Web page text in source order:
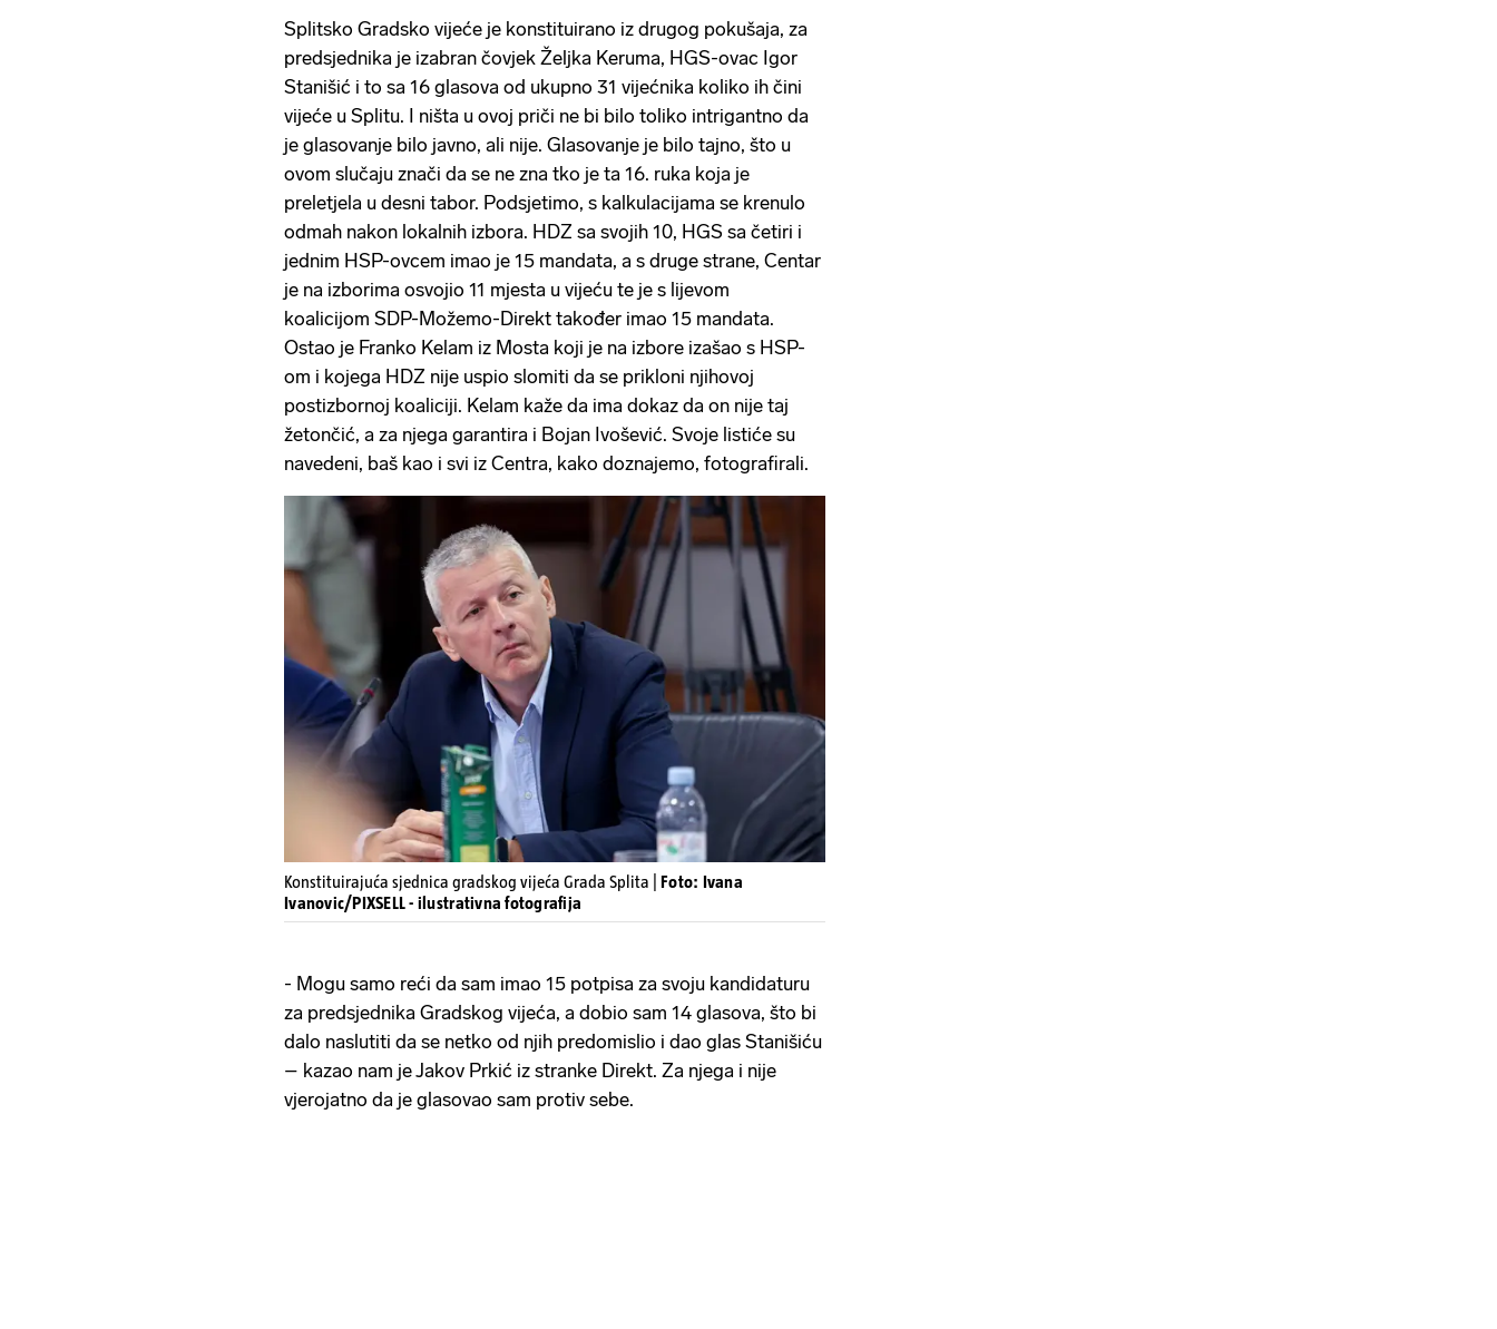
Splitsko Gradsko vijeće je konstituirano iz drugog pokušaja, za
predsjednika je izabran čovjek Željka Keruma, HGS-ovac Igor
Stanišić i to sa 16 glasova od ukupno 31 vijećnika koliko ih čini
vijeće u Splitu. I ništa u ovoj priči ne bi bilo toliko intrigantno da
je glasovanje bilo javno, ali nije. Glasovanje je bilo tajno, što u
ovom slučaju znači da se ne zna tko je ta 16. ruka koja je
preletjela u desni tabor. Podsjetimo, s kalkulacijama se krenulo
odmah nakon lokalnih izbora. HDZ sa svojih 10, HGS sa četiri i
jednim HSP-ovcem imao je 15 mandata, a s druge strane, Centar
je na izborima osvojio 11 mjesta u vijeću te je s lijevom
koalicijom SDP-Možemo-Direkt također imao 15 mandata.
Ostao je Franko Kelam iz Mosta koji je na izbore izašao s HSP-
om i kojega HDZ nije uspio slomiti da se prikloni njihovoj
postizbornoj koaliciji. Kelam kaže da ima dokaz da on nije taj
žetončić, a za njega garantira i Bojan Ivošević. Svoje listiće su
navedeni, baš kao i svi iz Centra, kako doznajemo, fotografirali.
Konstituirajuća sjednica gradskog vijeća Grada Splita | Foto: Ivana
Ivanovic/PIXSELL - ilustrativna fotografija
- Mogu samo reći da sam imao 15 potpisa za svoju kandidaturu
za predsjednika Gradskog vijeća, a dobio sam 14 glasova, što bi
dalo naslutiti da se netko od njih predomislio i dao glas Stanišiću
– kazao nam je Jakov Prkić iz stranke Direkt. Za njega i nije
vjerojatno da je glasovao sam protiv sebe.